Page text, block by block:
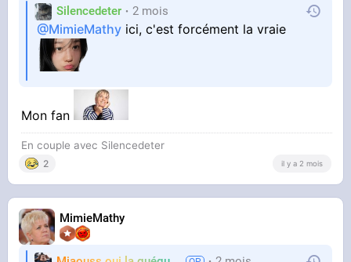
Silencedeter 2 mois
@MimieMathy ici, c'est forcément la vraie
Mon fan
En couple avec Silencedeter
2 il y a 2 mois
MimieMathy